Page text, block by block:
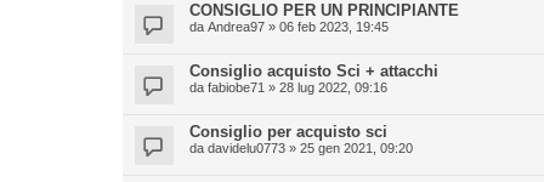
CONSIGLIO PER UN PRINCIPIANTE
da Andrea97 » 06 feb 2023, 19:45
Consiglio acquisto Sci + attacchi
da fabiobe71 » 28 lug 2022, 09:16
Consiglio per acquisto sci
da davidelu0773 » 25 gen 2021, 09:20